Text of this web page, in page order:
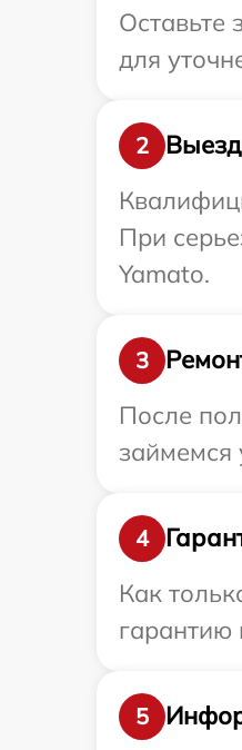
Оставьте
для
2
При
Yamato.
3
После
займемся
4
Как
гарантию
5